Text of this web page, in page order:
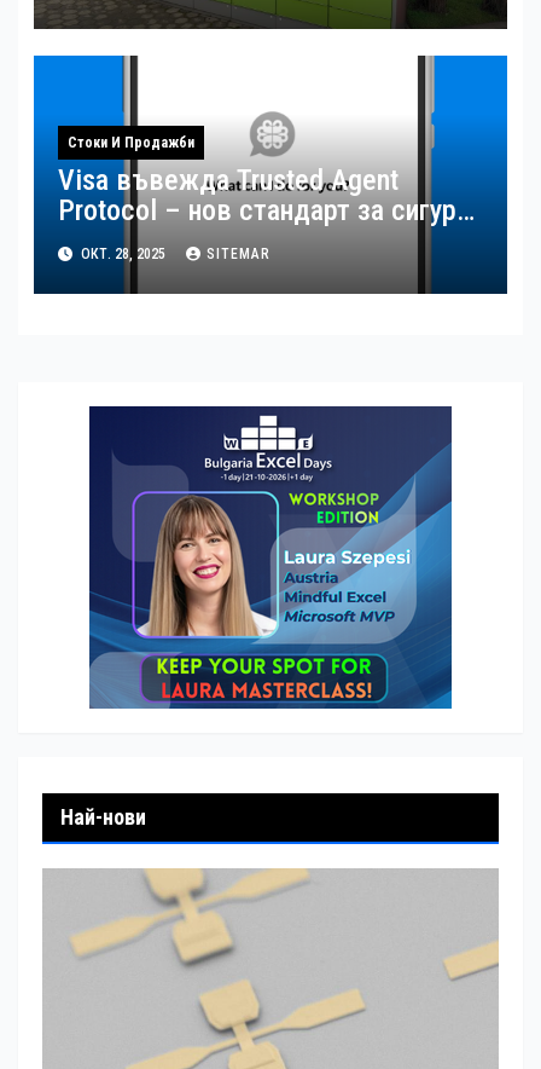
Стоки И Продажби
Visa въвежда Trusted Agent
Protocol – нов стандарт за сигурна
AI търговия
ОКТ. 28, 2025 SITEMAR
Най-нови